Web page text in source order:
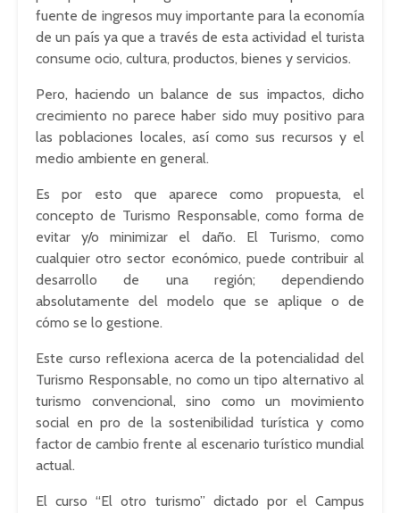
fuente de ingresos muy importante para la economía
de un país ya que a través de esta actividad el turista
consume ocio, cultura, productos, bienes y servicios.
Pero, haciendo un balance de sus impactos, dicho
crecimiento no parece haber sido muy positivo para
las poblaciones locales, así como sus recursos y el
medio ambiente en general.
Es por esto que aparece como propuesta, el
concepto de Turismo Responsable, como forma de
evitar y/o minimizar el daño. El Turismo, como
cualquier otro sector económico, puede contribuir al
desarrollo de una región; dependiendo
absolutamente del modelo que se aplique o de
cómo se lo gestione.
Este curso reflexiona acerca de la potencialidad del
Turismo Responsable, no como un tipo alternativo al
turismo convencional, sino como un movimiento
social en pro de la sostenibilidad turística y como
factor de cambio frente al escenario turístico mundial
actual.
El curso “El otro turismo” dictado por el Campus